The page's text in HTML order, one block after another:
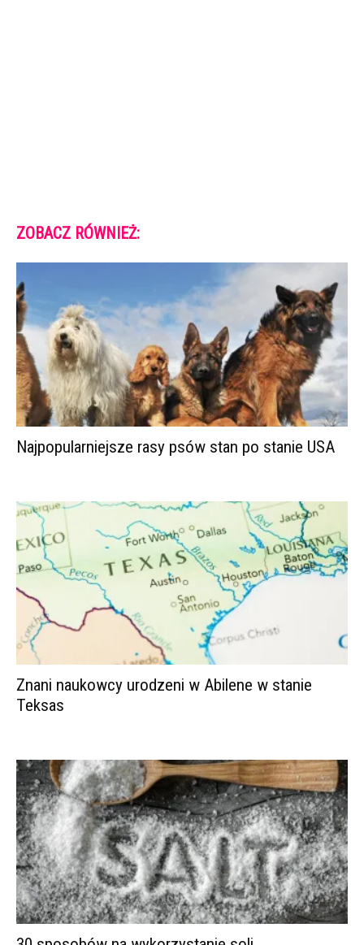
ZOBACZ RÓWNIEŻ:
Najpopularniejsze rasy psów stan po stanie USA
Znani naukowcy urodzeni w Abilene w stanie
Teksas